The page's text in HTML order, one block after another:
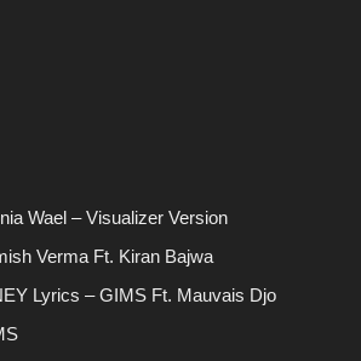
Wael – Visualizer Version
Verma Ft. Kiran Bajwa
Lyrics – GIMS Ft. Mauvais Djo